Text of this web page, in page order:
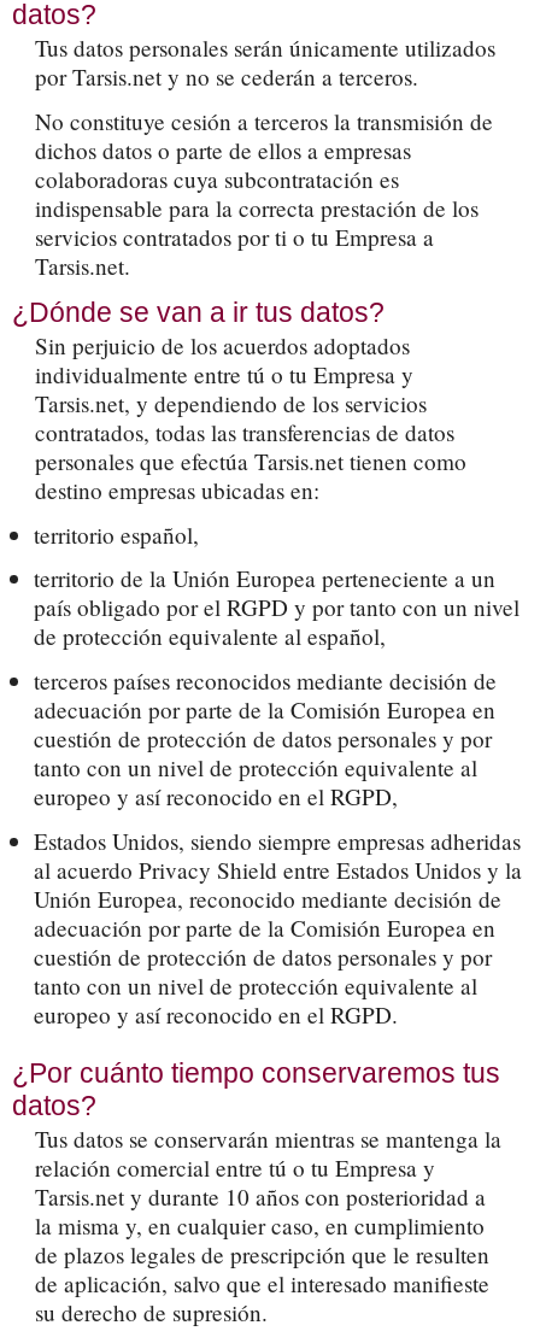
datos?
Tus datos personales serán únicamente utilizados
por Tarsis.net y no se cederán a terceros.
No constituye cesión a terceros la transmisión de
dichos datos o parte de ellos a empresas
colaboradoras cuya subcontratación es
indispensable para la correcta prestación de los
servicios contratados por ti o tu Empresa a
Tarsis.net.
¿Dónde se van a ir tus datos?
Sin perjuicio de los acuerdos adoptados
individualmente entre tú o tu Empresa y
Tarsis.net, y dependiendo de los servicios
contratados, todas las transferencias de datos
personales que efectúa Tarsis.net tienen como
destino empresas ubicadas en:
territorio español,
territorio de la Unión Europea perteneciente a un
país obligado por el RGPD y por tanto con un nivel
de protección equivalente al español,
terceros países reconocidos mediante decisión de
adecuación por parte de la Comisión Europea en
cuestión de protección de datos personales y por
tanto con un nivel de protección equivalente al
europeo y así reconocido en el RGPD,
Estados Unidos, siendo siempre empresas adheridas
al acuerdo Privacy Shield entre Estados Unidos y la
Unión Europea, reconocido mediante decisión de
adecuación por parte de la Comisión Europea en
cuestión de protección de datos personales y por
tanto con un nivel de protección equivalente al
europeo y así reconocido en el RGPD.
¿Por cuánto tiempo conservaremos tus
datos?
Tus datos se conservarán mientras se mantenga la
relación comercial entre tú o tu Empresa y
Tarsis.net y durante 10 años con posterioridad a
la misma y, en cualquier caso, en cumplimiento
de plazos legales de prescripción que le resulten
de aplicación, salvo que el interesado manifieste
su derecho de supresión.